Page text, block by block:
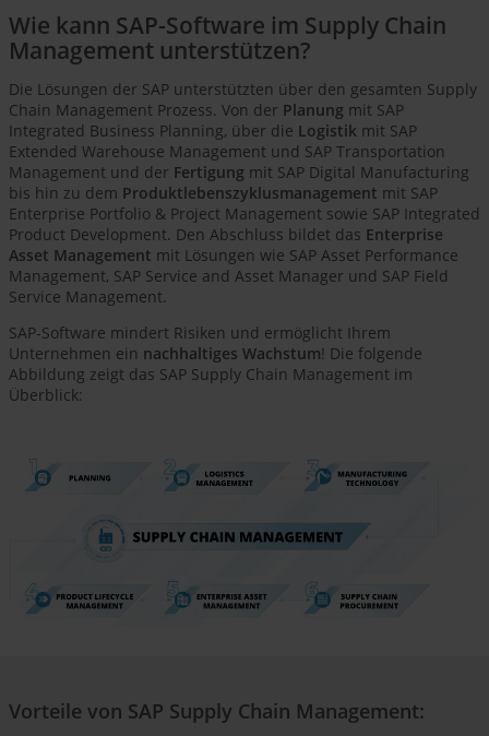
Wie kann SAP-Software im Supply Chain
Management unterstützen?
Die Lösungen der SAP unterstützten über den gesamten Supply
Chain Management Prozess. Von der Planung mit SAP
Integrated Business Planning, über die Logistik mit SAP
Extended Warehouse Management und SAP Transportation
Management und der Fertigung mit SAP Digital Manufacturing
bis hin zu dem Produktlebenszyklusmanagement mit SAP
Enterprise Portfolio & Project Management sowie SAP Integrated
Product Development. Den Abschluss bildet das Enterprise
Asset Management mit Lösungen wie SAP Asset Performance
Management, SAP Service and Asset Manager und SAP Field
Service Management.
SAP-Software mindert Risiken und ermöglicht Ihrem
Unternehmen ein nachhaltiges Wachstum! Die folgende
Abbildung zeigt das SAP Supply Chain Management im
Überblick:
Vorteile von SAP Supply Chain Management: